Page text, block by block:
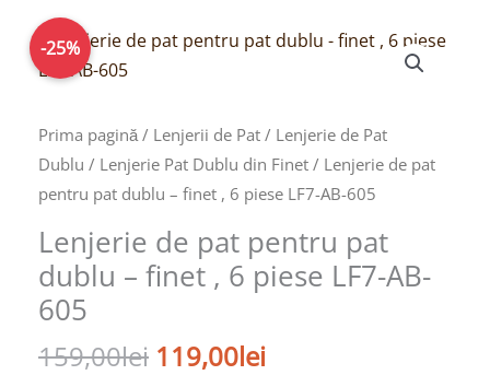
-25%
Prima pagină/ Lenjerii de Pat / Lenjerie de Pat
Dublu / Lenjerie Pat Dublu din Finet / Lenjerie de pat
pentru pat dublu – finet , 6 piese LF7-AB-605
Lenjerie de pat pentru pat
dublu – finet , 6 piese LF7-AB-
605
159,00lei
Prețul
fost:
159,00lei.
119,00lei
Prețul
119,00lei.